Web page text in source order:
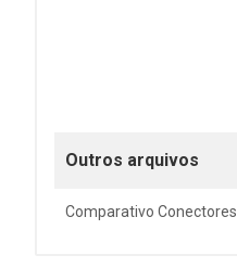
Outros arquivos
Comparativo Conectores